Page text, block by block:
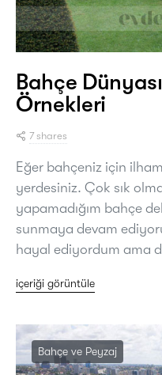
Bahçe
Örnekleri
7 shares
Eğer bahçeniz için
yerdesiniz. Çok sık
yapamadığım bahçe
sunmaya devam
hayal ediyordum ama
içeriği görüntüle
Bahçe ve Peyzaj